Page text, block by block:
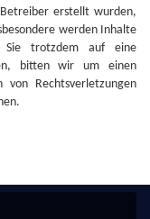
erstellt wurden,
werden Inhalte
Sie trotzdem auf eine
bitten wir um einen
von Rechtsverletzungen